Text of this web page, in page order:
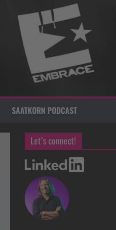
SAATKORN PODCAST
Let’s connect!